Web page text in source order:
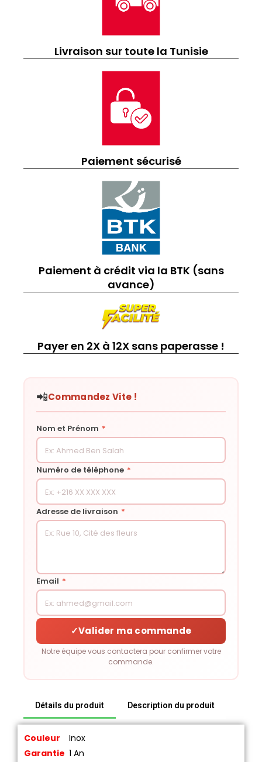
Livraison sur toute la Tunisie
Paiement sécurisé
Paiement à crédit via la BTK (sans
avance)
Payer en 2X à 12X sans paperasse !
📲Commandez Vite !
Nom et Prénom *
Numéro de téléphone *
Adresse de livraison *
Email *
✓Valider ma commande
Notre équipe vous contactera pour confirmer votre
commande.
Détails du produit Description du produit
Couleur
Inox
Garantie 1 An